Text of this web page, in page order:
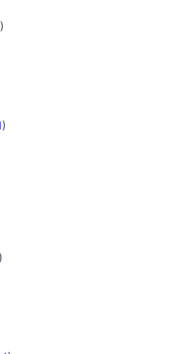
)
)
)